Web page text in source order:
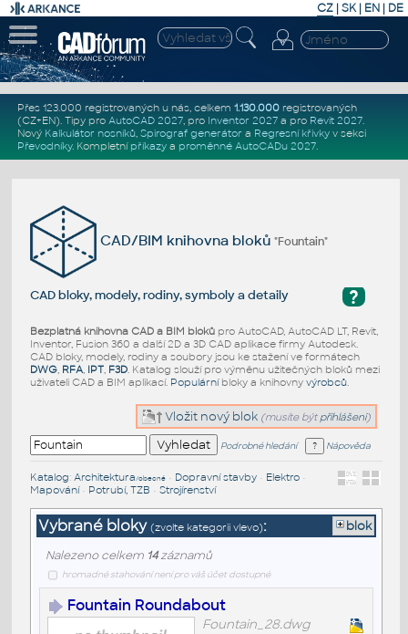
CZ | SK| EN | DE
Přes 123.000 registrovaných u nás, celkem 1.130.000registrovaných
(CZ+EN). Tipy pro AutoCAD 2027, pro Inventor 2027a pro Revit 2027.
Nový Kalkulátor nosníků, Spirograf generátor a Regresní křivkyv sekci
Převodníky. Kompletní příkazya proměnné AutoCADu 2027.
CAD/BIM knihovna bloků"Fountain"
?
CAD bloky, modely, rodiny, symboly a detaily
Bezplatná knihovna CAD a BIM blokůpro AutoCAD, AutoCAD LT, Revit,
Inventor, Fusion 360 a další 2D a 3D CAD aplikace firmy Autodesk.
CAD bloky, modely, rodiny a soubory jsou ke stažení ve formátech
DWG, RFA, IPT, F3D. Katalog slouží pro výměnu užitečných bloků mezi
uživateli CAD a BIM aplikací. Populárníbloky a knihovny výrobců.
Vložit nový blok (musíte být přihlášeni)
Podrobné hledání Nápověda
Katalog: Architektura/obecné• Dopravní stavby• Elektro•
Mapování• Potrubí, TZB • Strojírenství
Vybrané bloky (zvolte kategorii vlevo): blok
Nalezeno celkem 14záznamů
hromadné stahování není pro váš účet dostupné
Fountain Roundabout
Fountain_28.dwg